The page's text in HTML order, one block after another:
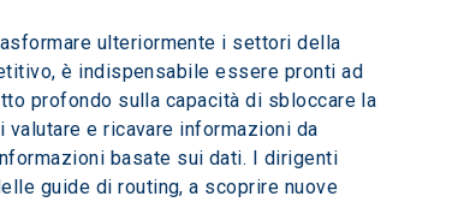
è indispensabile essere pronti ad
profondo sulla capacità di sbloccare la
e ricavare informazioni da
basate sui dati. I dirigenti
guide di routing, a scoprire nuove